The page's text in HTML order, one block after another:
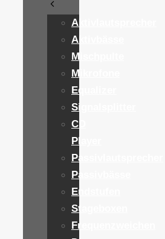
Aktivlautsprecher
Aktivbässe
Mischpulte
Mikrofone
Equalizer
Signalsplitter
CD
Player
Passivlautsprecher
Passivbässe
Endstufen
Stageboxen
Frequenzweichen